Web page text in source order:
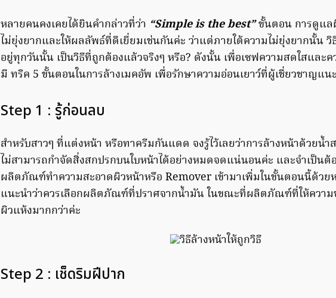
หลายคนคงเคยได้ยินคำกล่าวที่ว่า “Simple is the best”ขั้นตอน การดูแ
ไม่ยุ่งยากและให้ผลลัพธ์ที่ดีเยี่ยมเช่นกันค่ะ ว่าแต่ภายใต้ความไม่ยุ่งยากนั้น วิ
อยู่ทุกวันนั้น เป็นวิธีที่ถูกต้องแล้วจริงๆ หรือ? ดังนั้น เพื่อเซฟความสดใสและค
มี ทริค 5 ขั้นตอนในการล้างเมคอัพ เพื่อรักษาความอ่อนเยาว์ที่ผู้เชี่ยวชาญแ
Step 1 : รู้ก่อนลบ
สำหรับสาวๆ ที่แต่งหน้า หรือทาครีมกันแดด จงรู้ไว้เลยว่าการล้างหน้าด้วยน้ำ
ไม่สามารถกำจัดสิ่งสกปรกบนใบหน้าได้อย่างหมดจดแน่นอนค่ะ และจำเป็นต้
ผลิตภัณฑ์ทำความสะอาดผิวหน้าหรือ Remover เข้ามาเพิ่มในขั้นตอนนี้ด้วย
แนะนำว่าควรเลือกผลิตภัณฑ์ที่ปราศจากน้ำมัน ในขณะที่ผลิตภัณฑ์ที่ให้ความ
ผิวแห้งมากกว่าค่ะ
Step 2 : เช็ดริมฝีปาก